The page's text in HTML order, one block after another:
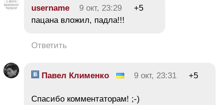
username 9 окт, 23:29
+5
пацана вложил, падла!!!
Ответить
Павел Клименко 9 окт, 23:31 +5
Спасибо комментаторам! ;-)